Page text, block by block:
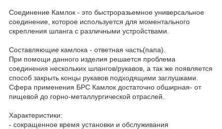
Соединение Камлок - это быстроразьемное универсальное
соединение, которое используется для моментального
скрепления шланга с различными устройствами.
Составляющие камлока - ответная часть(папа).
При помощи данного изделия решается проблема
соединения нескольких шлангов/рукавов, а так же появляется
способ закрыть концы рукавов подходящими заглушками.
Сфера применения БРС Камлок достаточно обширная- от
пищевой до горно-металлургической отраслей.
Характеристики:
- сокращенное время установки и обслуживания